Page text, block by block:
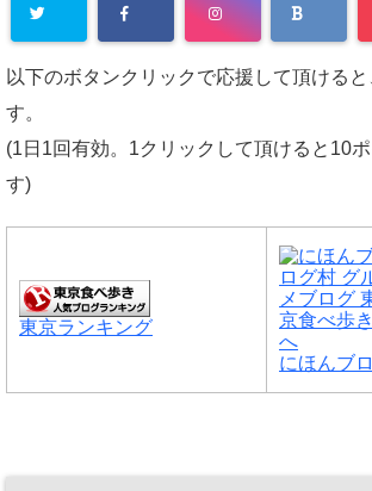
以下のボタンクリックで応援して頂ける
す。
(1日1回有効。1クリックして頂けると10
す)
東京ランキング
にほんブ